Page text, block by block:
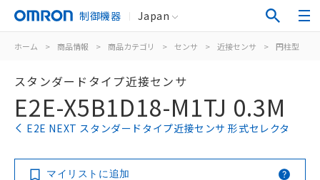
制御機器 Japan
ホーム > 商品情報 > 商品カテゴリ > センサ > 近接センサ > 円柱型
スタンダードタイプ近接センサ
E2E-X5B1D18-M1TJ 0.3M
E2E NEXT スタンダードタイプ近接センサ 形式セレクタ
マイリストに追加